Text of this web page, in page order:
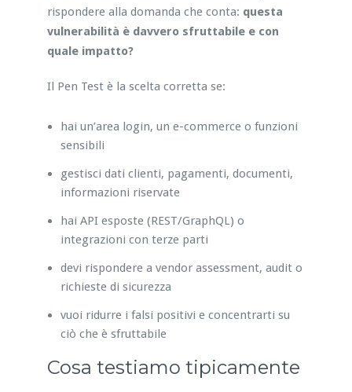
rispondere alla domanda che conta: questa
vulnerabilità è davvero sfruttabile e con
quale impatto?
Il Pen Test è la scelta corretta se:
hai un’area login, un e-commerce o funzioni
sensibili
gestisci dati clienti, pagamenti, documenti,
informazioni riservate
hai API esposte (REST/GraphQL) o
integrazioni con terze parti
devi rispondere a vendor assessment, audit o
richieste di sicurezza
vuoi ridurre i falsi positivi e concentrarti su
ciò che è sfruttabile
Cosa testiamo tipicamente